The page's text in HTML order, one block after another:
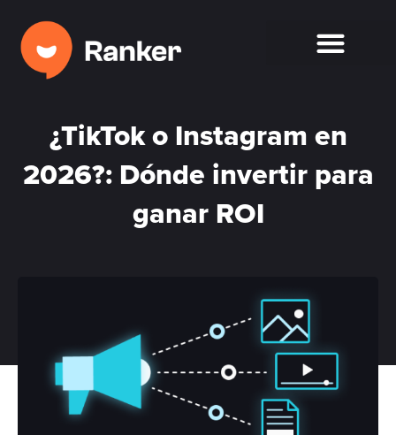
¿TikTok o Instagram en
2026?: Dónde invertir para
ganar ROI